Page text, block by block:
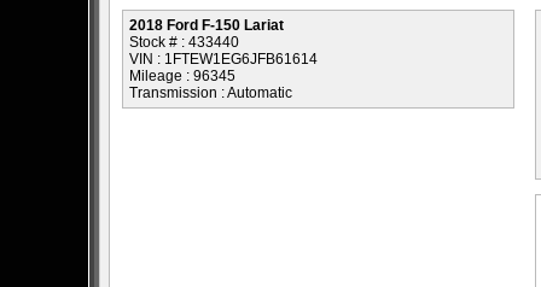
2018 Ford F-150 Lariat
Stock # : 433440
VIN : 1FTEW1EG6JFB61614
Mileage : 96345
Transmission : Automatic